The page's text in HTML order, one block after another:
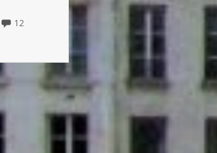
1212
PHOTO